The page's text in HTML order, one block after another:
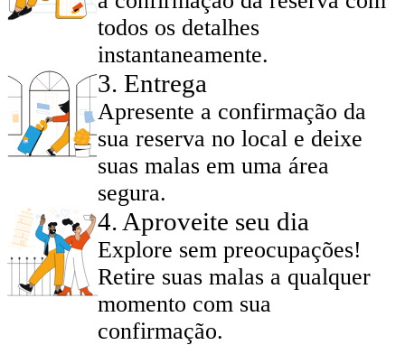
todos os detalhes
instantaneamente.
3. Entrega
Apresente a confirmação da
sua reserva no local e deixe
suas malas em uma área
segura.
4. Aproveite seu dia
Explore sem preocupações!
Retire suas malas a qualquer
momento com sua
confirmação.